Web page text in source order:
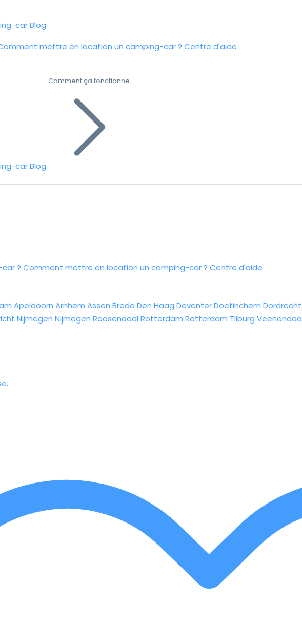
carBlog
mettre en location un camping-car ? Centre d'aide
carBlog
Comment ça fonctionne
? Comment mettre en location un camping-car ? Centre d'aide
Apeldoorn Arnhem Assen Breda Den Haag DeventerDoetinchem Dordrecht
Nijmegen Nijmegen Roosendaal Rotterdam Rotterdam Tilburg